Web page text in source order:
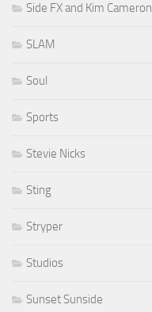
Side FX and Kim Cameron
SLAM
Soul
Sports
Stevie Nicks
Sting
Stryper
Studios
Sunset Sunside